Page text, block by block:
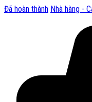
Đã hoàn thành Nhà hàng -